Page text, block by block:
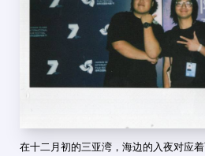
在十二月初的三亚湾，海边的入夜对应